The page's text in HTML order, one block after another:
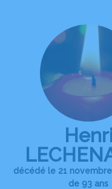
Henri
décédé le 21
de 93 ans